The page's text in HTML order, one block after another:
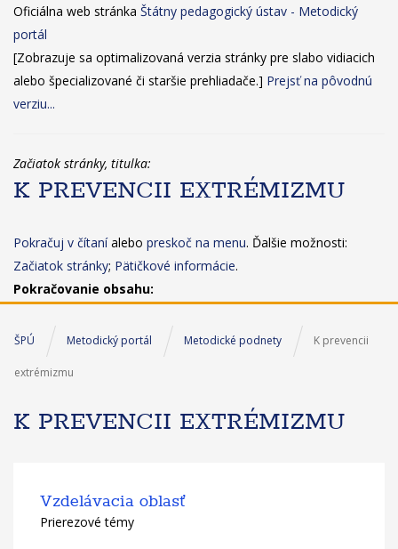
Oficiálna web stránka Štátny pedagogický ústav - Metodický
portál
[Zobrazuje sa optimalizovaná verzia stránky pre slabo vidiacich
alebo špecializované či staršie prehliadače.] Prejsť na pôvodnú
verziu...
Začiatok stránky, titulka:
K PREVENCII EXTRÉMIZMU
Pokračuj v čítaníalebo preskoč na menu. Ďalšie možnosti:
Začiatok stránky; Pätičkové informácie.
Pokračovanie obsahu:
ŠPÚ Metodický portál Metodické podnety K prevencii
extrémizmu
K PREVENCII EXTRÉMIZMU
Vzdelávacia oblasť
Prierezové témy